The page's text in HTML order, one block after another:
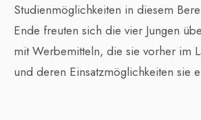
Studienmöglichkeiten in diesem
Ende freuten sich die vier Jungen
mit Werbemitteln, die sie vorher im
und deren Einsatzmöglichkeiten sie